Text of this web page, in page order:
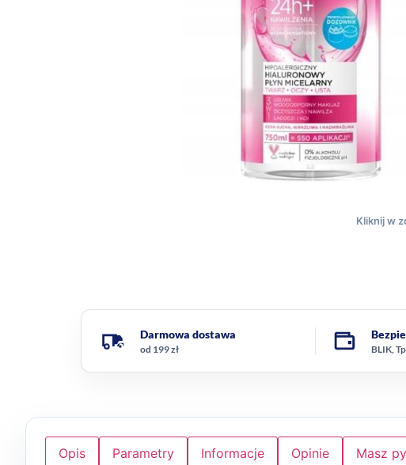
Darmowa dostawa
od 199 zł BLIK,
Opis Parametry Informacje Opinie Masz